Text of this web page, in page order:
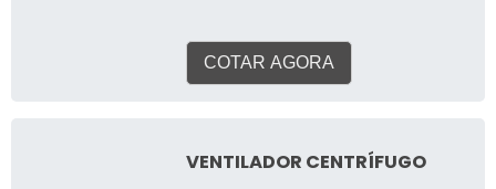
se chama Soluções
Industriais, acaba
Luftmaxi alcançará precisão
COTAR AGORA
VENTILADOR CENTRÍFUGO